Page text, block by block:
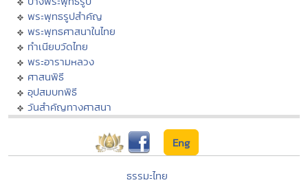
พระพุทธรูปสำคัญ
พระพุทธศาสนาในไทย
ทำเนียบวัดไทย
พระอารามหลวง
ศาสนพิธี
อุปสมบทพิธี
วันสำคัญทางศาสนา
Eng
ธรรมะไทย